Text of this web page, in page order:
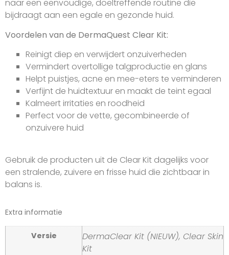
naar een eenvoudige, doeltreffende routine die
bijdraagt aan een egale en gezonde huid.
Voordelen van de DermaQuest Clear Kit:
Reinigt diep en verwijdert onzuiverheden
Vermindert overtollige talgproductie en glans
Helpt puistjes, acne en mee-eters te verminderen
Verfijnt de huidtextuur en maakt de teint egaal
Kalmeert irritaties en roodheid
Perfect voor de vette, gecombineerde of
onzuivere huid
Gebruik de producten uit de Clear Kit dagelijks voor
een stralende, zuivere en frisse huid die zichtbaar in
balans is.
Extra informatie
Versie
DermaClear Kit (NIEUW), Clear Skin
Kit